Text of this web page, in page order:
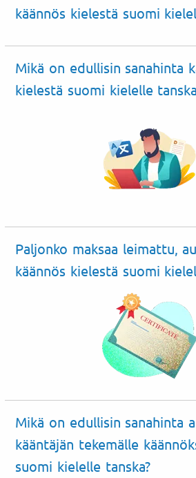
käännös kielestä suomi
Mikä on edullisin sanahinta
kielestä suomi kielelle
Paljonko maksaa leimattu,
käännös kielestä suomi
Mikä on edullisin sanahinta
kääntäjän tekemälle
suomi kielelle tanska?